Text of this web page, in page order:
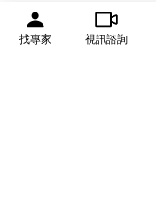
使用。
找專家 視訊諮詢